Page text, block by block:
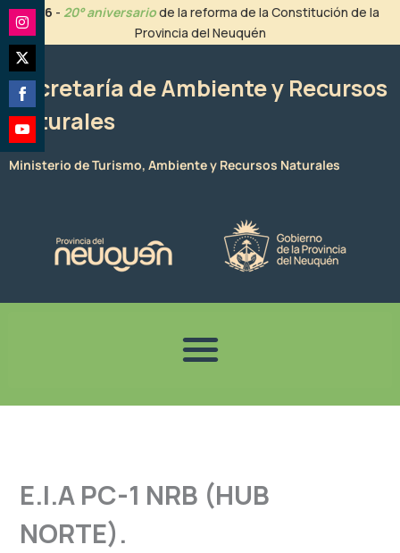
contenido
2026 - 20° aniversariode la reforma de la Constitución de la
Provincia del Neuquén
Secretaría de Ambiente y Recursos
Naturales
Ministerio de Turismo, Ambiente y Recursos Naturales
E.I.A PC-1 NRB (HUB
NORTE).
Share
on
Instagram
Share
on
Twitter
Share
on
Facebook
Share
on